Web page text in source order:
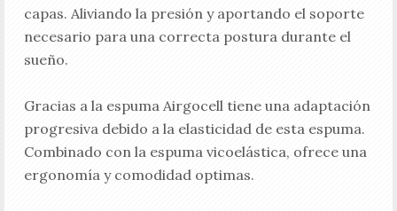
capas. Aliviando la presión y aportando el soporte
necesario para una correcta postura durante el
sueño.
Gracias a la espuma Airgocell tiene una adaptación
progresiva debido a la elasticidad de esta espuma.
Combinado con la espuma vicoelástica, ofrece una
ergonomía y comodidad optimas.